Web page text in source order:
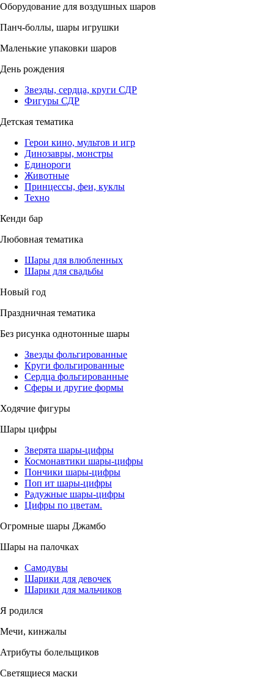
Оборудование для воздушных шаров
Панч-боллы, шары игрушки
Маленькие упаковки шаров
День рождения
Звезды, сердца, круги СДР
Фигуры СДР
Детская тематика
Герои кино, мультов и игр
Динозавры, монстры
Единороги
Животные
Принцессы, феи, куклы
Техно
Кенди бар
Любовная тематика
Шары для влюбленных
Шары для свадьбы
Новый год
Праздничная тематика
Без рисунка однотонные шары
Звезды фольгированные
Круги фольгированные
Сердца фольгированные
Сферы и другие формы
Ходячие фигуры
Шары цифры
Зверята шары-цифры
Космонавтики шары-цифры
Пончики шары-цифры
Поп ит шары-цифры
Радужные шары-цифры
Цифры по цветам.
Огромные шары Джамбо
Шары на палочках
Самодувы
Шарики для девочек
Шарики для мальчиков
Я родился
Мечи, кинжалы
Атрибуты болельщиков
Светящиеся маски